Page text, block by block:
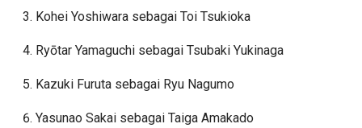
Kohei Yoshiwara sebagai Toi Tsukioka
Ryōtar Yamaguchi sebagai Tsubaki Yukinaga
Kazuki Furuta sebagai Ryu Nagumo
Yasunao Sakai sebagai Taiga Amakado